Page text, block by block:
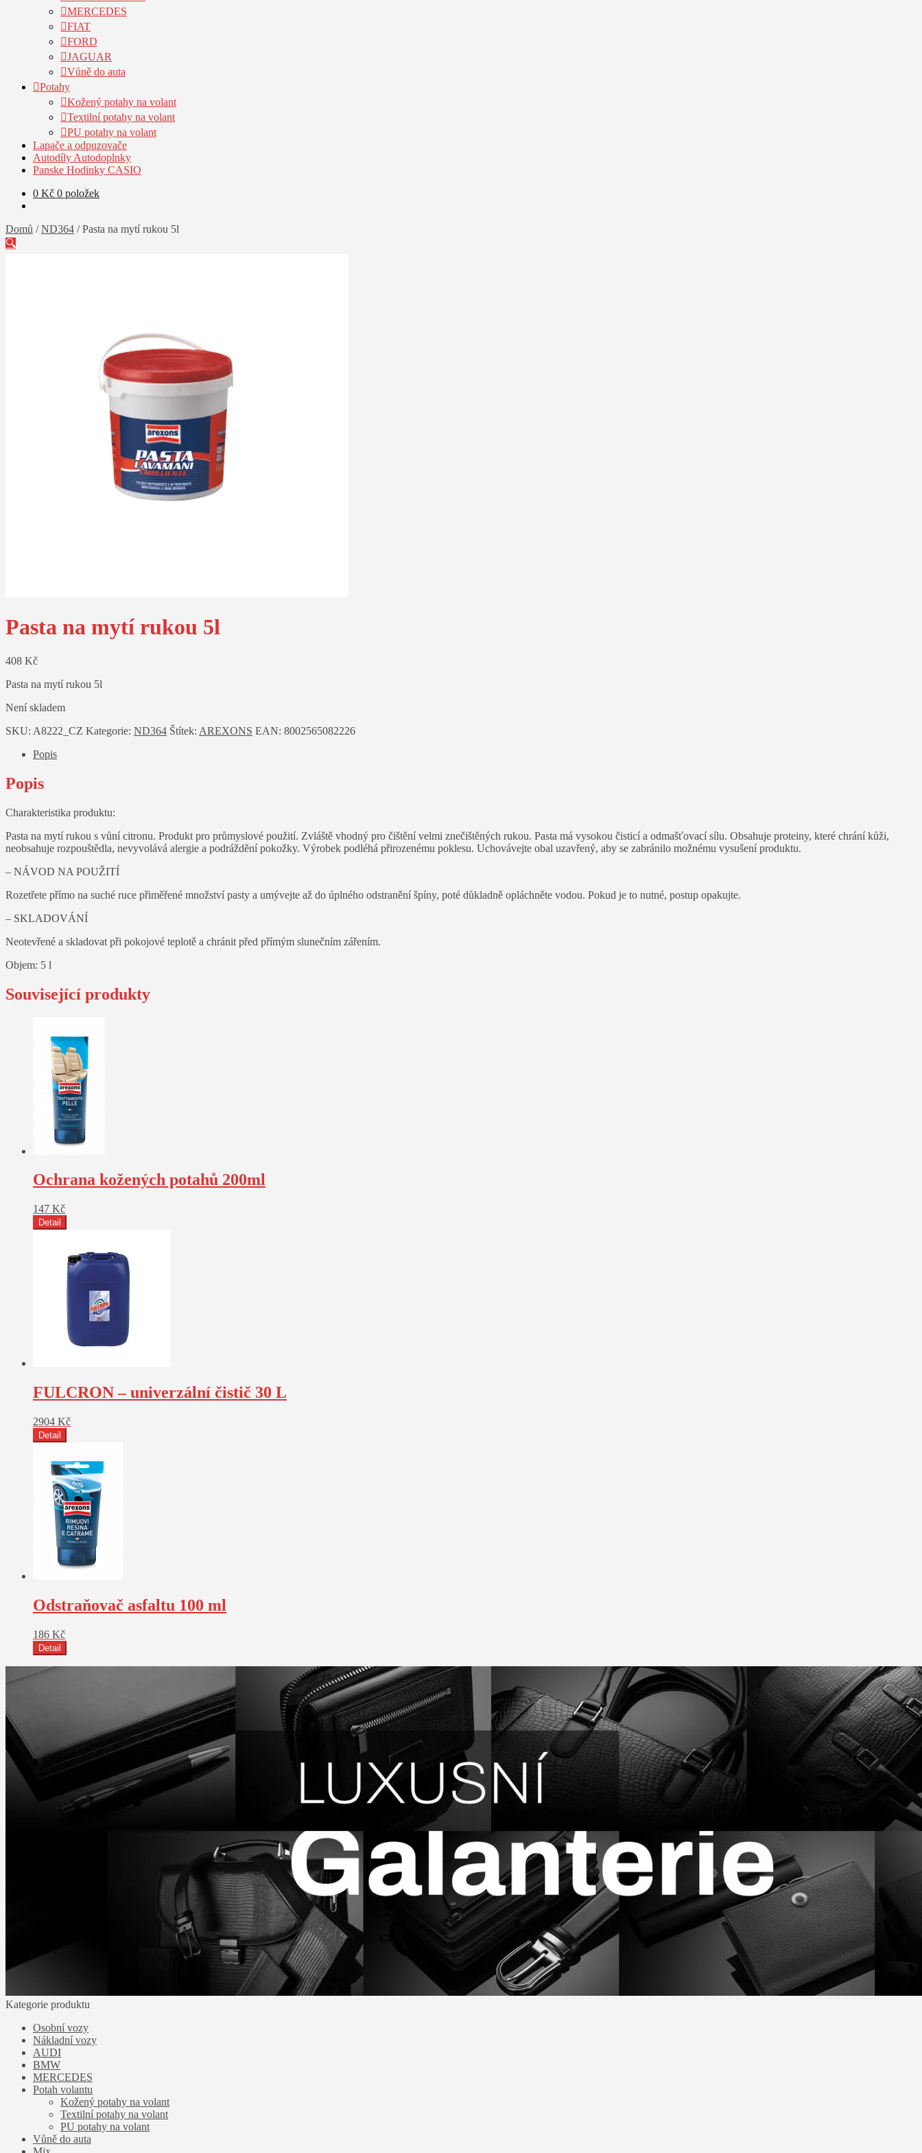
MERCEDES
FIAT
FORD
JAGUAR
Vůně do auta
Potahy
Kožený potahy na volant
Textilní potahy na volant
PU potahy na volant
Lapače a odpuzovače
Autodíly Autodoplnky
Panske Hodinky CASIO
0 Kč 0 položek
Domů /ND364 /Pasta na mytí rukou 5l
🔍
Pasta na mytí rukou 5l
408 Kč
Pasta na mytí rukou 5l
Není skladem
SKU: A8222_CZ Kategorie: ND364 Štítek: AREXONS EAN: 8002565082226
Popis
Popis
Charakteristika produktu:
Pasta na mytí rukou s vůní citronu. Produkt pro průmyslové použití. Zvláště vhodný pro čištění velmi znečištěných rukou. Pasta má vysokou čisticí a odmašťovací sílu. Obsahuje proteiny, které chrání kůži,
neobsahuje rozpouštědla, nevyvolává alergie a podráždění pokožky. Výrobek podléhá přirozenému poklesu. Uchovávejte obal uzavřený, aby se zabránilo možnému vysušení produktu.
– NÁVOD NA POUŽITÍ
Rozetřete přímo na suché ruce přiměřené množství pasty a umývejte až do úplného odstranění špíny, poté důkladně opláchněte vodou. Pokud je to nutné, postup opakujte.
– SKLADOVÁNÍ
Neotevřené a skladovat při pokojové teplotě a chránit před přímým slunečním zářením.
Objem: 5 l
Související produkty
Ochrana kožených potahů 200ml
147 Kč
Detail
FULCRON – univerzální čistič 30 L
2904 Kč
Detail
Odstraňovač asfaltu 100 ml
186 Kč
Detail
Kategorie produktu
Osobní vozy
Nákladní vozy
AUDI
BMW
MERCEDES
Potah volantu
Kožený potahy na volant
Textilní potahy na volant
PU potahy na volant
Vůně do auta